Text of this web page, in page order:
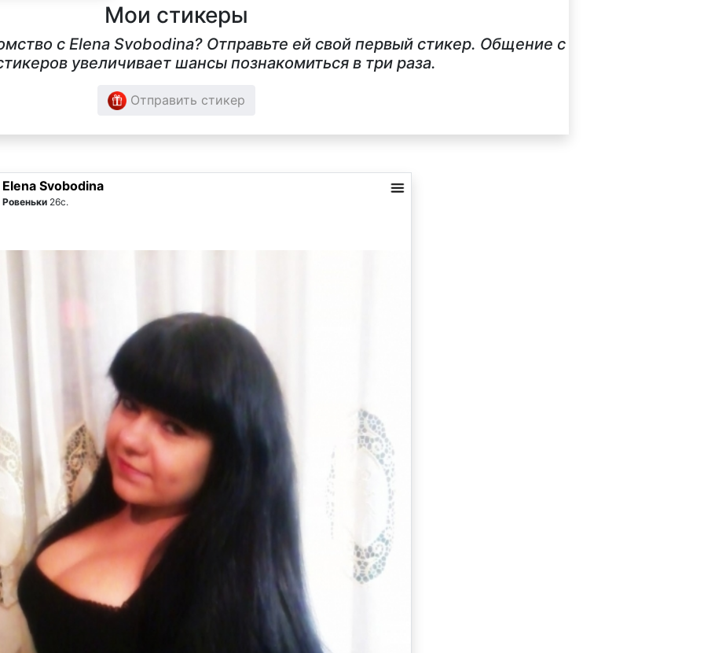
Мои стикеры
с Elena Svobodina? Отправьте ей свой первый стикер. Общение с
увеличивает шансы познакомиться в три раза.
Отправить стикер
Elena Svobodina
Ровеньки 26с.